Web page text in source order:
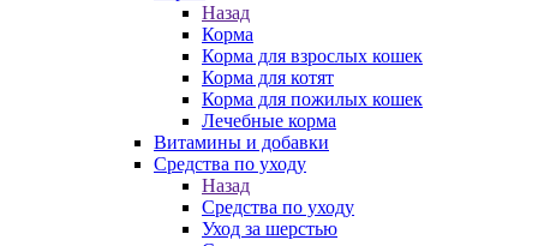
Назад
Корма
Корма для взрослых кошек
Корма для котят
Корма для пожилых кошек
Лечебные корма
Витамины и добавки
Средства по уходу
Назад
Средства по уходу
Уход за шерстью